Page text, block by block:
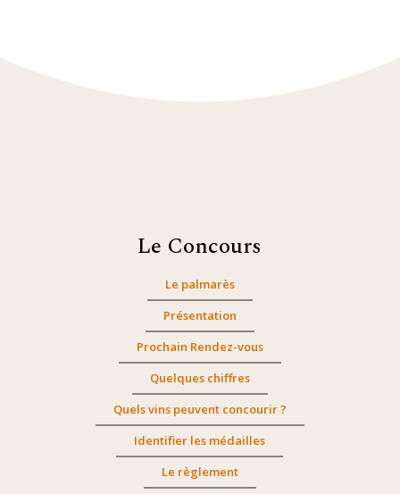
Le Concours
Le palmarès
Présentation
Prochain Rendez-vous
Quelques chiffres
Quels vins peuvent concourir ?
Identifier les médailles
Le règlement